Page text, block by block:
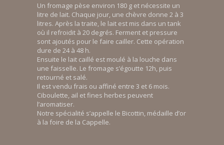
Un fromage pèse environ 180 g et nécessite un
litre de lait. Chaque jour, une chèvre donne 2 à 3
litres. Après la traite, le lait est mis dans un tank
où il refroidit à 20 degrés. Ferment et pressure
sont ajoutés pour le faire cailler. Cette opération
dure de 24 à 48 h.
Ensuite le lait caillé est moulé à la louche dans
une faisselle. Le fromage s’égoutte 12h, puis
retourné et salé.
Il est vendu frais ou affiné entre 3 et 6 mois.
Ciboulette, ail et fines herbes peuvent
l’aromatiser.
Notre spécialité s’appelle le Bicottin, médaille d’or
à la foire de la Cappelle.